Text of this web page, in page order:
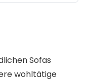
Sofas
wohltätige